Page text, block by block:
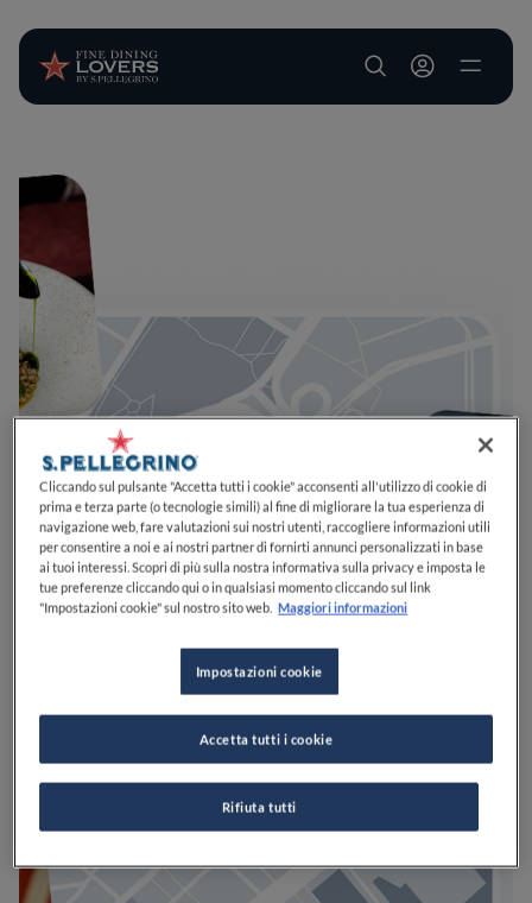
User account
Cliccando sul pulsante "Accetta tutti i cookie" acconsenti all'utilizzo di cookie di
prima e terza parte (o tecnologie simili) al fine di migliorare la tua esperienza di
navigazione web, fare valutazioni sui nostri utenti, raccogliere informazioni utili
per consentire a noi e ai nostri partner di fornirti annunci personalizzati in base
ai tuoi interessi. Scopri di più sulla nostra informativa sulla privacy e imposta le
tue preferenze cliccando qui o in qualsiasi momento cliccando sul link
"Impostazioni cookie" sul nostro sito web. Maggiori informazioni
Impostazioni cookie
Rifiuta tutti
Accetta tutti i cookie